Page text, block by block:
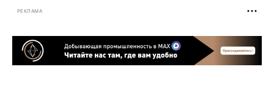
РЕКЛАМА